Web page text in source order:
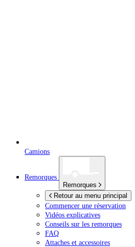
Camions
Remorques
Remorques
Retour au menu principal
Commencer une réservation
Vidéos explicatives
Conseils sur les remorques
FAQ
Attaches et accessoires